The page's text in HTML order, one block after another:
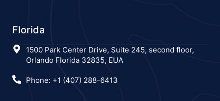
Florida
1500 Park Center Drive, Suite 245, second floor,
Orlando Florida 32835, EUA
Phone: +1 (407) 288-6413